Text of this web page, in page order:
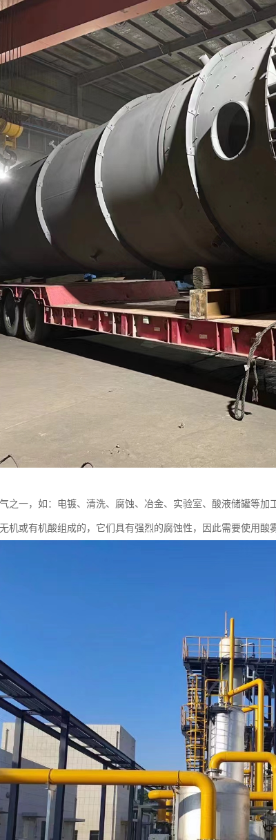
之一，如：电镀、清洗、腐蚀、冶金、实验室、酸液储罐等加
机或有机酸组成的，它们具有强烈的腐蚀性，因此需要使用酸